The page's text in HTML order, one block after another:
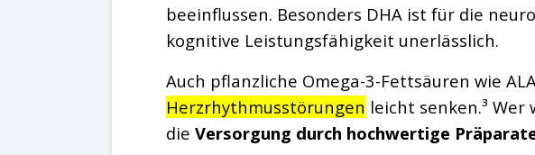
beeinflussen. Besonders DHA ist für die
kognitive Leistungsfähigkeit unerlässlich.
Auch pflanzliche Omega-3-Fettsäuren wie
Herzrhythmusstörungen leicht senken.³
die Versorgung durch hochwertige